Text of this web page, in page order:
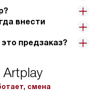
что
И
в посудомоечной
не только
моей кухне
как она выглядит
внести
предзаказ?
Artplay
смена